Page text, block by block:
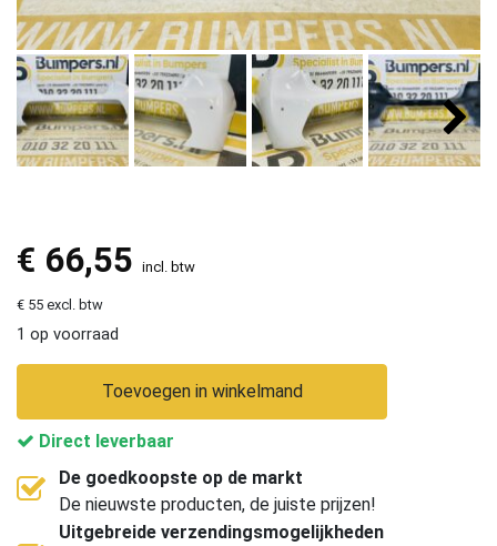
€ 66,55 incl. btw
€ 55 excl. btw
1 op voorraad
Toevoegen in winkelmand
Direct leverbaar
De goedkoopste op de markt
De nieuwste producten, de juiste prijzen!
Uitgebreide verzendingsmogelijkheden